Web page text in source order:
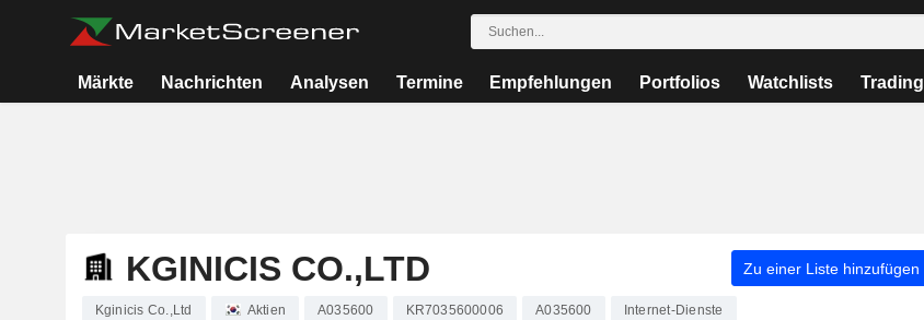
Märkte Nachrichten Analysen Termine Empfehlungen Portfolios Watchlists Trading
KGINICIS CO.,LTD Zu einer Liste hinzufügen
Kginicis Co.,Ltd Aktien A035600 KR7035600006 A035600 Internet-Dienste